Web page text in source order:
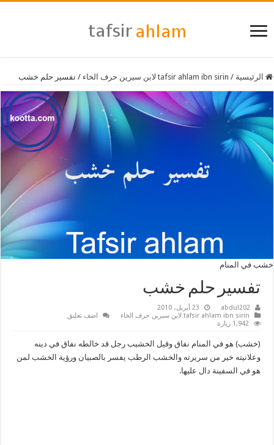
الرئيسية / tafsir ahlam ibn sirin لابن سيرين حرف الخاء / تفسير حلم خشب
خشب في المنام
تفسير حلم خشب
abdul202
23 أبريل، 2010
tafsir ahlam ibn sirin لابن سيرين حرف الخاء
اضف تعليق
1,942 زيارة
(خشب) هو في المنام نفاق وقيل الخشيب رجل قد خالطه نفاق في دينه
وعلانيته خير من سريرته والخشب الرطب يفسر بالصبيان ورؤية الخشب لمن
هو في السفينة دال عليها.